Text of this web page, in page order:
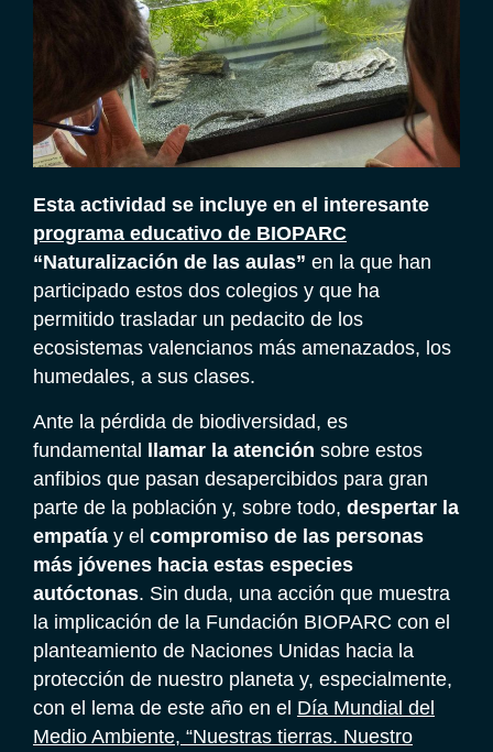
Esta actividad se incluye en el interesante
programa educativo de BIOPARC
“Naturalización de las aulas” en la que han
participado estos dos colegios y que ha
permitido trasladar un pedacito de los
ecosistemas valencianos más amenazados, los
humedales, a sus clases.
Ante la pérdida de biodiversidad, es
fundamental llamar la atención sobre estos
anfibios que pasan desapercibidos para gran
parte de la población y, sobre todo, despertar la
empatía y el compromiso de las personas
más jóvenes hacia estas especies
autóctonas. Sin duda, una acción que muestra
la implicación de la Fundación BIOPARC con el
planteamiento de Naciones Unidas hacia la
protección de nuestro planeta y, especialmente,
con el lema de este año en el Día Mundial del
Medio Ambiente, “Nuestras tierras. Nuestro